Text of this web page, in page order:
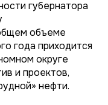
губернатора
объеме
года приходится
округе
и проектов,
нефти.